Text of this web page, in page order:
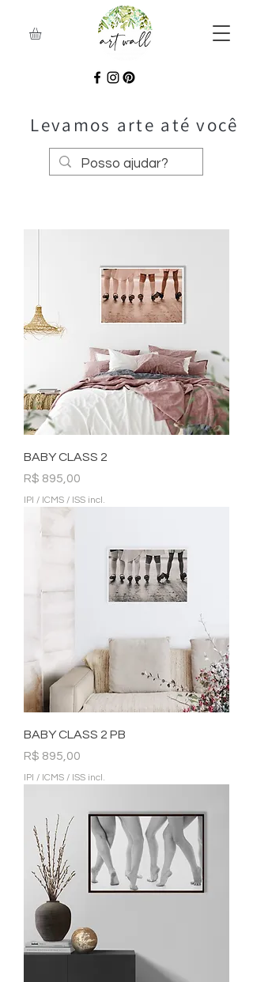
Levamos arte até você
BABY CLASS 2
Preço
R$ 895,00
IPI / ICMS / ISS incl.
BABY CLASS 2 PB
Preço
R$ 895,00
IPI / ICMS / ISS incl.